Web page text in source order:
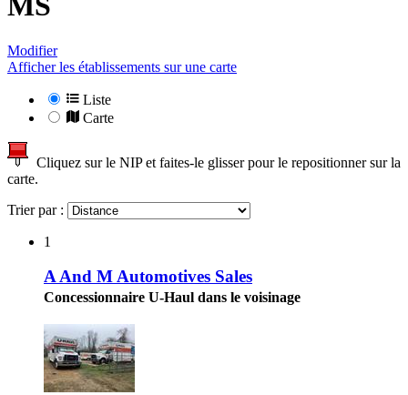
Modifier
Afficher les établissements sur une carte
Liste
Carte
Cliquez sur le NIP et faites-le glisser pour le repositionner sur la
carte.
Trier par :
1
A And M Automotives Sales
Concessionnaire U-Haul dans le voisinage